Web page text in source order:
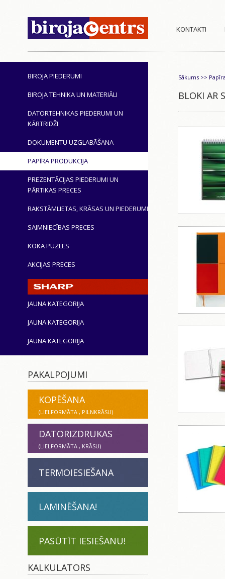
KONTAKTI
BIROJA PIEDERUMI
BIROJA TEHNIKA UN MATERIĀLI
DATORTEHNIKAS PIEDERUMI UN
KĀRTRIDŽI
DOKUMENTU UZGLABĀŠANA
PAPĪRA PRODUKCIJA
PREZENTĀCIJAS PIEDERUMI UN
PĀRTIKAS PRECES
RAKSTĀMLIETAS, KRĀSAS UN PIEDERUMI
SAIMNIECĪBAS PRECES
KOKA PUZLES
AKCIJAS PRECES
JAUNA KATEGORIJA
JAUNA KATEGORIJA
JAUNA KATEGORIJA
Sākums >>
BLOKI AR
PAKALPOJUMI
KOPĒŠANA
(LIELFORMĀTA , PILNKRĀSU)
DATORIZDRUKAS
(LIELFORMĀTA , KRĀSU)
TERMOIESIEŠANA
LAMINĒŠANA!
PASŪTĪT IESIEŠANU!
KALKULATORS